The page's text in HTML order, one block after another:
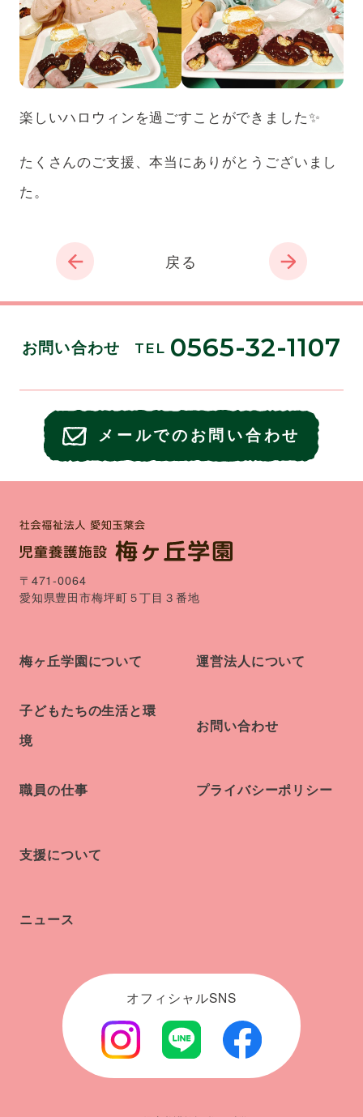
楽しいハロウィンを過ごすことができました✨
たくさんのご支援、本当にありがとうございまし
た。
戻る
お問い合わせ TEL 0565-32-1107
メールでのお問い合わせ
〒471-0064
愛知県豊田市梅坪町５丁目３番地
梅ヶ丘学園について
子どもたちの生活と環
境
職員の仕事
支援について
ニュース
運営法人について
お問い合わせ
プライバシーポリシー
オフィシャルSNS